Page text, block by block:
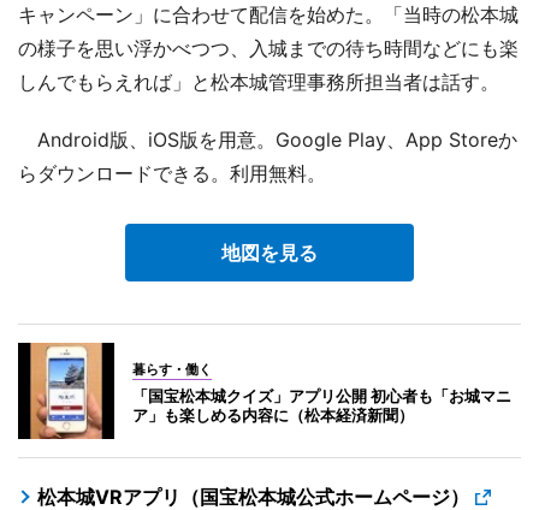
キャンペーン」に合わせて配信を始めた。「当時の松本城
の様子を思い浮かべつつ、入城までの待ち時間などにも楽
しんでもらえれば」と松本城管理事務所担当者は話す。
Android版、iOS版を用意。Google Play、App Storeか
らダウンロードできる。利用無料。
地図を見る
暮らす・働く
「国宝松本城クイズ」アプリ公開 初心者も「お城マニ
ア」も楽しめる内容に（松本経済新聞）
松本城VRアプリ（国宝松本城公式ホームページ）